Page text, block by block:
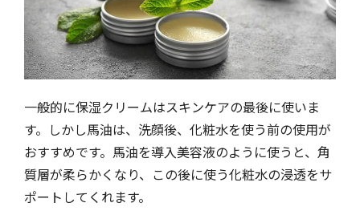
一般的に保湿クリームはスキンケアの最後に使いま
す。しかし馬油は、洗顔後、化粧水を使う前の使用が
おすすめです。馬油を導入美容液のように使うと、角
質層が柔らかくなり、この後に使う化粧水の浸透をサ
ポートしてくれます。